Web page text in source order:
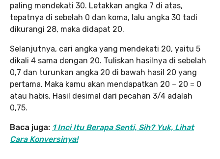
paling mendekati 30. Letakkan angka 7 di atas,
tepatnya di sebelah 0 dan koma, lalu angka 30 tadi
dikurangi 28, maka didapat 20.
Selanjutnya, cari angka yang mendekati 20, yaitu 5
dikali 4 sama dengan 20. Tuliskan hasilnya di sebelah
0,7 dan turunkan angka 20 di bawah hasil 20 yang
pertama. Maka kamu akan mendapatkan 20 – 20 = 0
atau habis. Hasil desimal dari pecahan 3/4 adalah
0,75.
Baca juga: 1 Inci Itu Berapa Senti, Sih? Yuk, Lihat
Cara Konversinya!